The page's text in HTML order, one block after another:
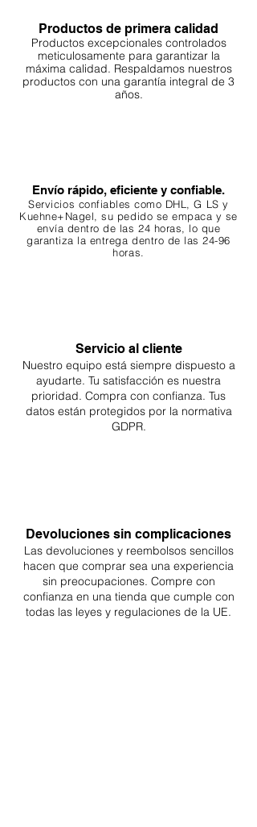
Productos de primera calidad
Productos excepcionales controlados
meticulosamente para garantizar la
máxima calidad. Respaldamos nuestros
productos con una garantía integral de 3
años.
Envío rápido, eficiente y confiable.
Servicios confiables como DHL, G LS y
Kuehne+Nagel, su pedido se empaca y se
envía dentro de las 24 horas, lo que
garantiza la entrega dentro de las 24-96
horas.
Servicio al cliente
Nuestro equipo está siempre dispuesto a
ayudarte. Tu satisfacción es nuestra
prioridad. Compra con confianza. Tus
datos están protegidos por la normativa
GDPR.
Devoluciones sin complicaciones
Las devoluciones y reembolsos sencillos
hacen que comprar sea una experiencia
sin preocupaciones. Compre con
confianza en una tienda que cumple con
todas las leyes y regulaciones de la UE.